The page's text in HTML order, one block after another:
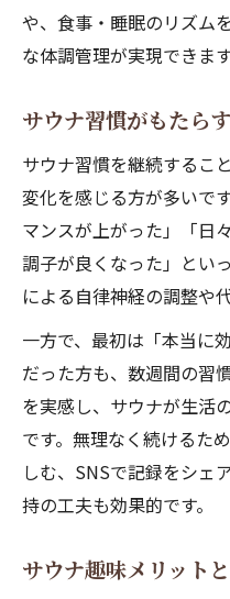
や、食事・睡眠のリズム
な体調管理が実現できます
サウナ習慣がもたら
サウナ習慣を継続するこ
変化を感じる方が多いで
マンスが上がった」「日
調子が良くなった」とい
による自律神経の調整や
一方で、最初は「本当に
だった方も、数週間の習
を実感し、サウナが生活
です。無理なく続けるた
しむ、SNSで記録をシェ
持の工夫も効果的です。
サウナ趣味メリット